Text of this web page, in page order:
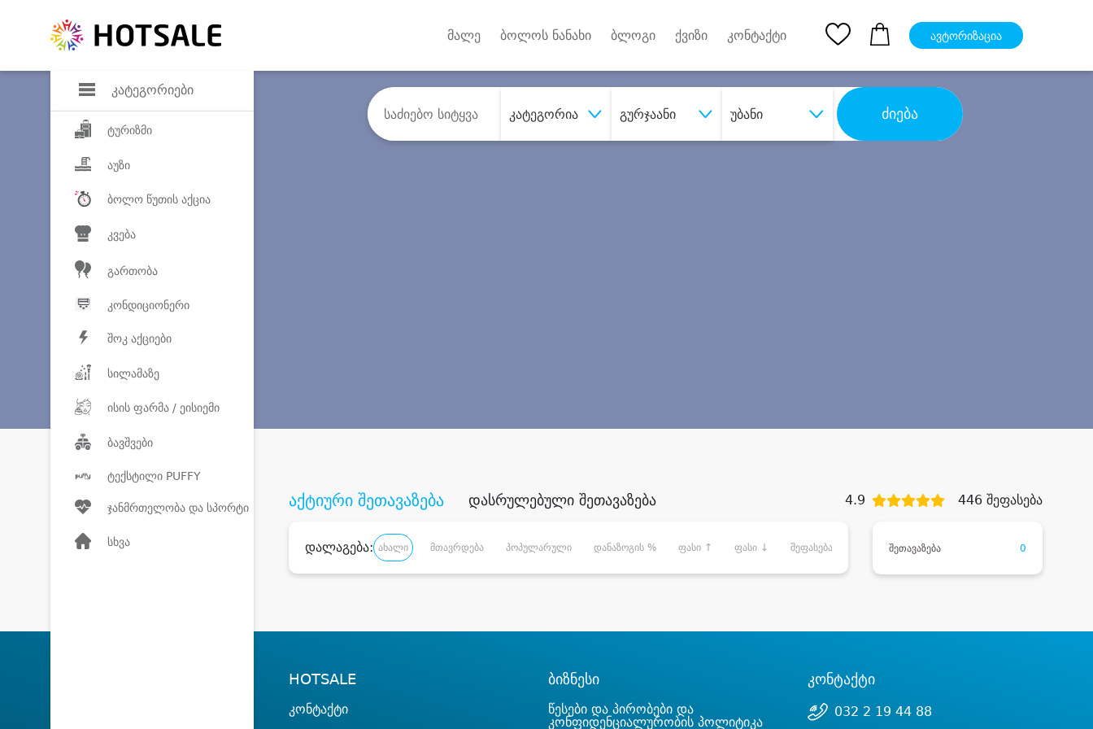
კატეგორიები
ტურიზმი
აუზი
ბოლო წუთის აქცია
კვება
გართობა
კონდიციონერი
შოკ აქციები
სილამაზე
ისის ფარმა / ეისიემი
ბავშვები
ტექსტილი PUFFY
ჯანმრთელობა და სპორტი
სხვა
მალე ბოლოს ნანახი ბლოგი ქვიზი კონტაქტი ავტორიზაცია
კატეგორია გურჯაანი უბანი ძიება
აქტიური შეთავაზება დასრულებული შეთავაზება 4.9 446 შეფასება
დალაგება: ახალი მთავრდება პოპულარული დანაზოგის % ფასი ↑ ფასი ↓ შეფასება შეთავაზება 0
HOTSALE
კონტაქტი
ბიზნესი
წესები და პირობები და
კონფიდენციალურობის პოლიტიკა
კონტაქტი
032 2 19 44 88